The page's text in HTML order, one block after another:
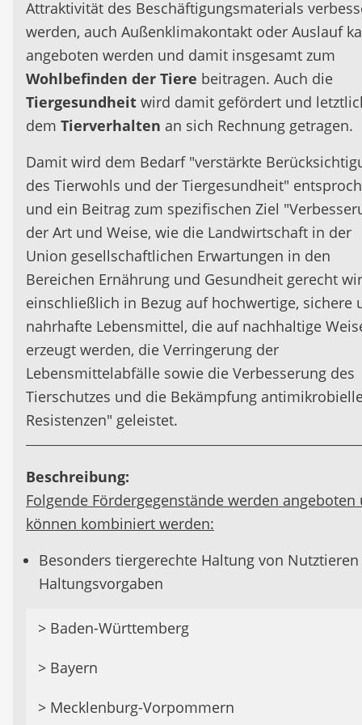
Attraktivität des Beschäftigungsmaterials
werden, auch Außenklimakontakt oder Auslauf
angeboten werden und damit insgesamt zum
Wohlbefinden der Tiere beitragen. Auch die
Tiergesundheit wird damit gefördert und
dem Tierverhalten an sich Rechnung getragen.
Damit wird dem Bedarf "verstärkte
des Tierwohls und der Tiergesundheit"
und ein Beitrag zum spezifischen Ziel
der Art und Weise, wie die Landwirtschaft in der
Union gesellschaftlichen Erwartungen in den
Bereichen Ernährung und Gesundheit gerecht
einschließlich in Bezug auf hochwertige, sichere
nahrhafte Lebensmittel, die auf nachhaltige
erzeugt werden, die Verringerung der
Lebensmittelabfälle sowie die Verbesserung des
Tierschutzes und die Bekämpfung
Resistenzen" geleistet.
Beschreibung:
Folgende Fördergegenstände werden angeboten
können kombiniert werden:
Besonders tiergerechte Haltung von
Haltungsvorgaben
Folgende Fördergegenstände werden
und können kombiniert werden:
Besonders tiergerechte Haltung von
mit Haltungsvorgaben
> Baden-Württemberg
Fördervoraussetzungen:
Betriebssitz des Antragstellers muss in der
> Bayern
Fördervoraussetzungen:
> Mecklenburg-Vorpommern